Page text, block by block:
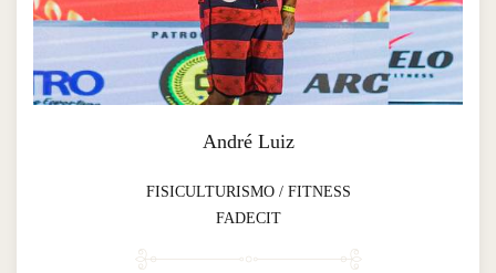
André Luiz
FISICULTURISMO / FITNESS
FADECIT